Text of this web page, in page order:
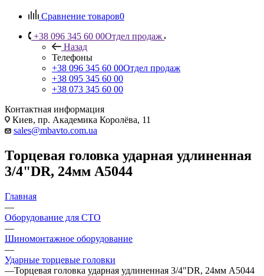
Сравнение товаров0
+38 096 345 60 00Отдел продаж
Назад
Телефоны
+38 096 345 60 00Отдел продаж
+38 095 345 60 00
+38 073 345 60 00
Контактная информация
Киев, пр. Академика Королёва, 11
sales@mbavto.com.ua
Торцевая головка ударная удлиненная
3/4"DR, 24мм A5044
Главная
—
Оборудование для СТО
—
Шиномонтажное оборудование
—
Ударные торцевые головки
—Торцевая головка ударная удлиненная 3/4"DR, 24мм A5044